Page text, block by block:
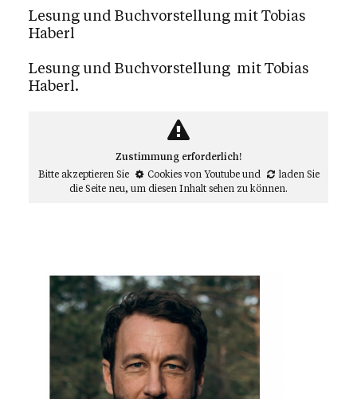
Lesung und Buchvorstellung mit Tobias
Haberl
Lesung und Buchvorstellung mit Tobias
Haberl.
Zustimmung erforderlich!
Bitte akzeptieren Sie
Cookies von Youtubeund
laden Sie
die Seite neu, um diesen Inhalt sehen zu können.